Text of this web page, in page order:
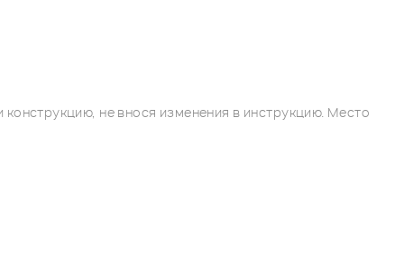
не внося изменения в инструкцию. Место